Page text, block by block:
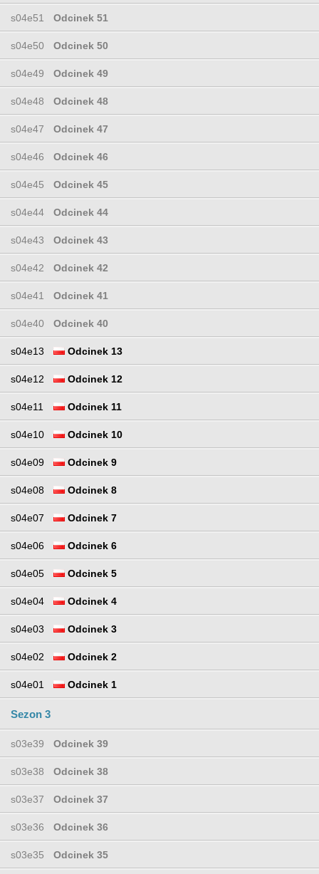
s04e51 Odcinek 51
s04e50 Odcinek 50
s04e49 Odcinek 49
s04e48 Odcinek 48
s04e47 Odcinek 47
s04e46 Odcinek 46
s04e45 Odcinek 45
s04e44 Odcinek 44
s04e43 Odcinek 43
s04e42 Odcinek 42
s04e41 Odcinek 41
s04e40 Odcinek 40
s04e13 Odcinek 13
s04e12 Odcinek 12
s04e11 Odcinek 11
s04e10 Odcinek 10
s04e09 Odcinek 9
s04e08 Odcinek 8
s04e07 Odcinek 7
s04e06 Odcinek 6
s04e05 Odcinek 5
s04e04 Odcinek 4
s04e03 Odcinek 3
s04e02 Odcinek 2
s04e01 Odcinek 1
Sezon 3
s03e39 Odcinek 39
s03e38 Odcinek 38
s03e37 Odcinek 37
s03e36 Odcinek 36
s03e35 Odcinek 35